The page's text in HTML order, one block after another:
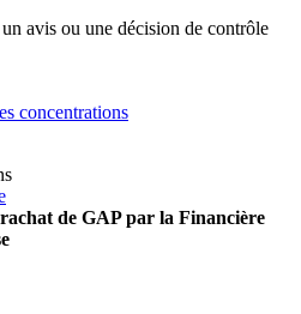
avis ou une décision de contrôle
concentrations
de GAP par la Financière